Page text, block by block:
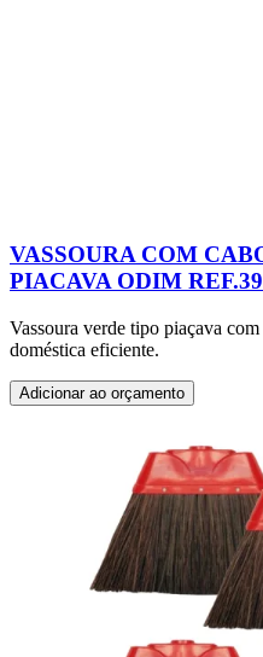
VASSOURA COM
PIACAVA ODIM
Vassoura verde tipo piaçava
doméstica eficiente.
Adicionar ao orçamento